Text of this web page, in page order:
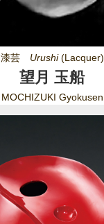
漆芸 Urushi(Lacquer)
望月 玉船
MOCHIZUKI Gyokusen